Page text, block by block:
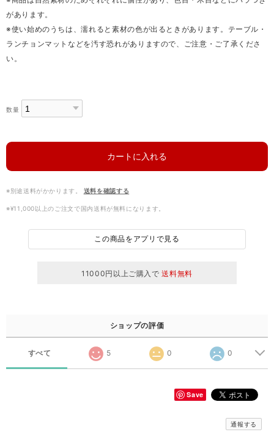
があります。
※使い始めのうちは、濡れると素材の色が出るときがあります。テーブル・
ランチョンマットなどを汚す恐れがありますので、ご注意・ご了承くださ
い。
数量
カートに入れる
※別途送料がかかります。 送料を確認する
※¥11,000以上のご注文で国内送料が無料になります。
この商品をアプリで見る
11000円以上ご購入で送料無料
ショップの評価
すべて 5 0 0
Save
通報する